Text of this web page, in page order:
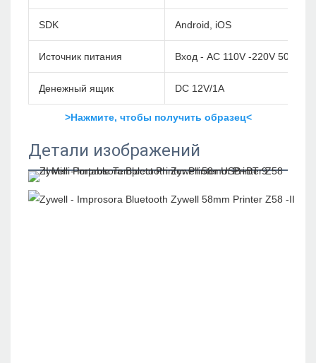
SDK Android, iOS
Источник питания Вход - AC 110V -220V 50/
Денежный ящик DC 12V/1A
>Нажмите, чтобы получить образец<
Детали изображений